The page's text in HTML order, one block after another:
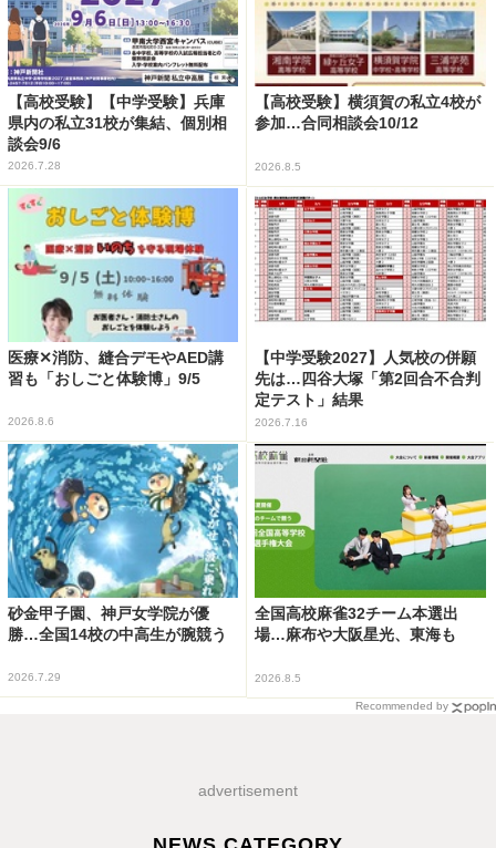
【高校受験】【中学受験】兵庫
県内の私立31校が集結、個別相
談会9/6
2026.7.28
【高校受験】横須賀の私立4校が
参加…合同相談会10/12
2026.8.5
医療✕消防、縫合デモやAED講
習も「おしごと体験博」9/5
2026.8.6
【中学受験2027】人気校の併願
先は…四谷大塚「第2回合不合判
定テスト」結果
2026.7.16
砂金甲子園、神戸女学院が優
勝…全国14校の中高生が腕競う
2026.7.29
全国高校麻雀32チーム本選出
場…麻布や大阪星光、東海も
2026.8.5
Recommended by
advertisement